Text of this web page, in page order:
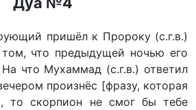
пришёл к Пророку (с.г.в.)
что предыдущей ночью его
что Мухаммад (с.г.в.) ответил
произнёс [фразу, которая
то скорпион не смог бы тебе